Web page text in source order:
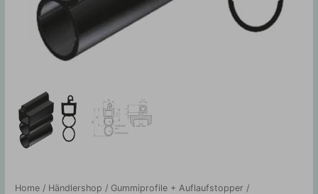
Home / Händlershop / Gummiprofile + Auflaufstopper /